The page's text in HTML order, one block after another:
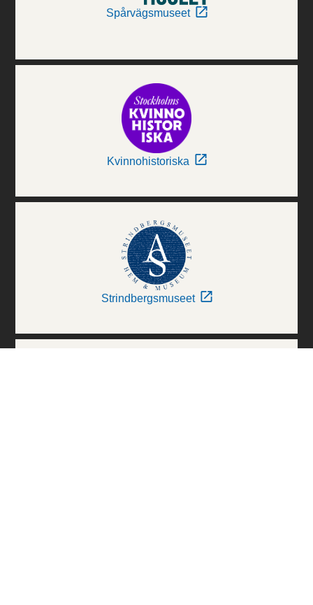
Spårvägsmuseet
Kvinnohistoriska
Strindbergsmuseet